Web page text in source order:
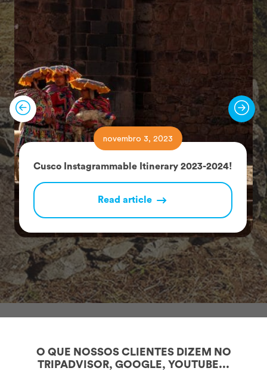
novembro 3, 2023
Cusco Instagrammable Itinerary 2023-2024!
Read article
O QUE NOSSOS CLIENTES DIZEM NO
TRIPADVISOR, GOOGLE, YOUTUBE...